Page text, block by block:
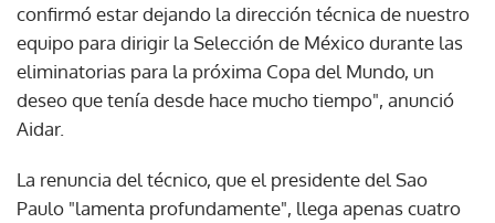
confirmó estar dejando la dirección técnica de nuestro
equipo para dirigir la Selección de México durante las
eliminatorias para la próxima Copa del Mundo, un
deseo que tenía desde hace mucho tiempo", anunció
Aidar.
La renuncia del técnico, que el presidente del Sao
Paulo "lamenta profundamente", llega apenas cuatro